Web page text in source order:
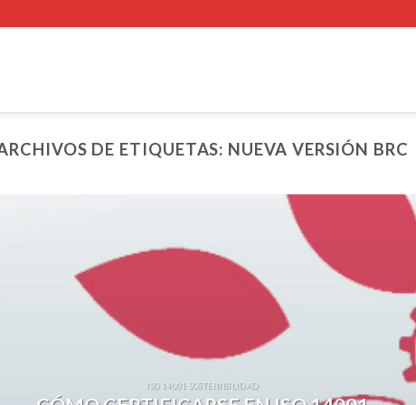
DE ETIQUETAS: NUEVA VERSIÓN BRC
ISO 14001 SOSTENIBILIDAD